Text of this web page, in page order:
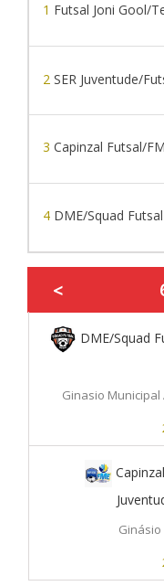
1 Futsal Joni Gool/
2 SER Juventude/
3 Capinzal Futsal/
4 DME/Squad Futsal
<
DME/Squad
Ginasio